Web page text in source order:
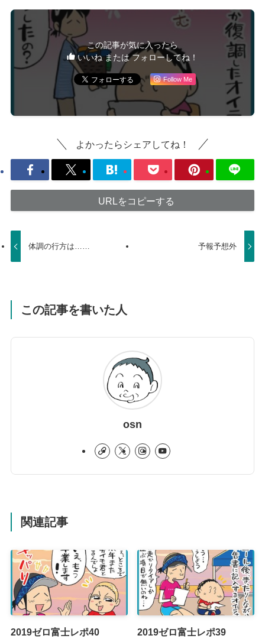
この記事が気に入ったら
いいね または フォローしてね！
Follow Me
よかったらシェアしてね！
URLをコピーする
体調の行方は…… 予報予想外
この記事を書いた人
osn
関連記事
2019ゼロ富士レポ40 2019ゼロ富士レポ39